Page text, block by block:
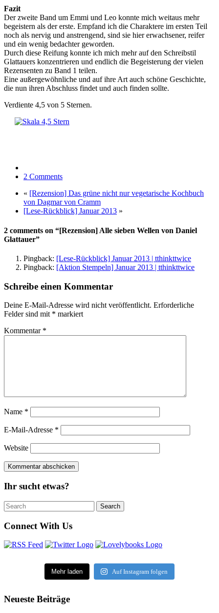
Fazit
Der zweite Band um Emmi und Leo konnte mich weitaus mehr
begeistern als der erste. Empfand ich die Charaktere im ersten Teil
noch als nervig und anstrengend, sind sie hier erwachsener, reifer
und ein wenig bedachter geworden.
Durch diese Reifung konnte ich mich mehr auf den Schreibstil
Glattauers konzentrieren und endlich die Begeisterung der vielen
Rezensenten zu Band 1 teilen.
Eine außergewöhnliche und auf ihre Art auch schöne Geschichte,
die nun ihren Abschluss findet und auch finden sollte.
Verdiente 4,5 von 5 Sternen.
2 Comments
« [Rezension] Das grüne nicht nur vegetarische Kochbuch
von Dagmar von Cramm
[Lese-Rückblick] Januar 2013 »
2 comments on “[Rezension] Alle sieben Wellen von Daniel
Glattauer”
Pingback: [Lese-Rückblick] Januar 2013 | tthinkttwice
Pingback: [Aktion Stempeln] Januar 2013 | tthinkttwice
Schreibe einen Kommentar
Deine E-Mail-Adresse wird nicht veröffentlicht. Erforderliche
Felder sind mit * markiert
Kommentar *
Name *
E-Mail-Adresse *
Website
Ihr sucht etwas?
Search
for:
Search
Connect With Us
Mehr laden Auf Instagram folgen
Neueste Beiträge